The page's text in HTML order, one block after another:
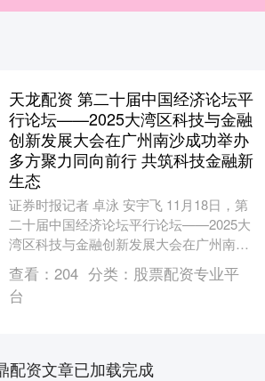
天龙配资 第二十届中国经济论坛平
行论坛——2025大湾区科技与金融
创新发展大会在广州南沙成功举办
多方聚力同向前行 共筑科技金融新
生态
证券时报记者 卓泳 安宇飞 11月18日，第
二十届中国经济论坛平行论坛——2025大
湾区科技与金融创新发展大会在广州南沙
成功举办。此次活动汇聚了券商、基金、
银行....
查看： 204 分类： 股票配资专业平
台
配资文章已加载完成